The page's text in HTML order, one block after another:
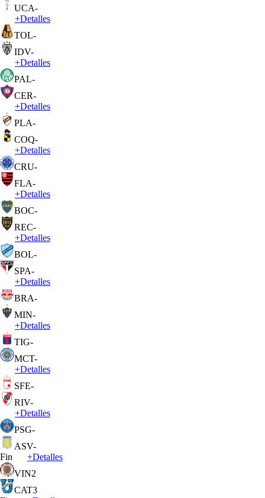
UCA-
+Detalles
TOL-
IDV-
+Detalles
PAL-
CER-
+Detalles
PLA-
COQ-
+Detalles
CRU-
FLA-
+Detalles
BOC-
REC-
+Detalles
BOL-
SPA-
+Detalles
BRA-
MIN-
+Detalles
TIG-
MCT-
+Detalles
SFE-
RIV-
+Detalles
PSG-
ASV-
Fin
+Detalles
VIN2
CAT3